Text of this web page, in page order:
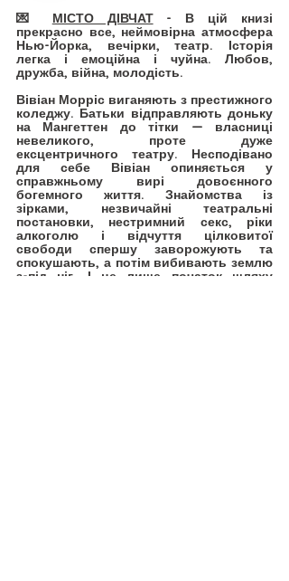
💌 МІСТО ДІВЧАТ - В цій книзі
прекрасно все, неймовірна атмосфера
Нью-Йорка, вечірки, театр. Історія
легка і емоційна і чуйна. Любов,
дружба, війна, молодість.
Вівіан Морріс виганяють з престижного
коледжу. Батьки відправляють доньку
на Мангеттен до тітки — власниці
невеликого, проте дуже
ексцентричного театру. Несподівано
для себе Вівіан опиняється у
справжньому вирі довоєнного
богемного життя. Знайомства із
зірками, незвичайні театральні
постановки, нестримний секс, ріки
алкоголю і відчуття цілковитої
свободи спершу заворожують та
спокушають, а потім вибивають землю
з-під ніг. І це лише початок шляху